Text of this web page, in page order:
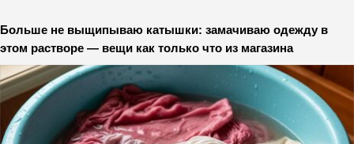
Больше не выщипываю катышки: замачиваю одежду в
этом растворе — вещи как только что из магазина